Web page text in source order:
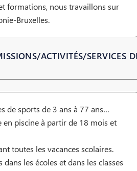
formations, nous travaillons sur
Bruxelles.
ACTIVITÉS/SERVICES
de sports de 3 ans à 77 ans…
en piscine à partir de 18 mois et
toutes les vacances scolaires.
les écoles et dans les classes